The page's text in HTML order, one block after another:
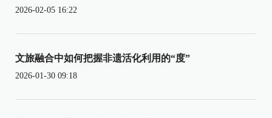
2026-02-05 16:22
文旅融合中如何把握非遗活化利用的“度”
2026-01-30 09:18